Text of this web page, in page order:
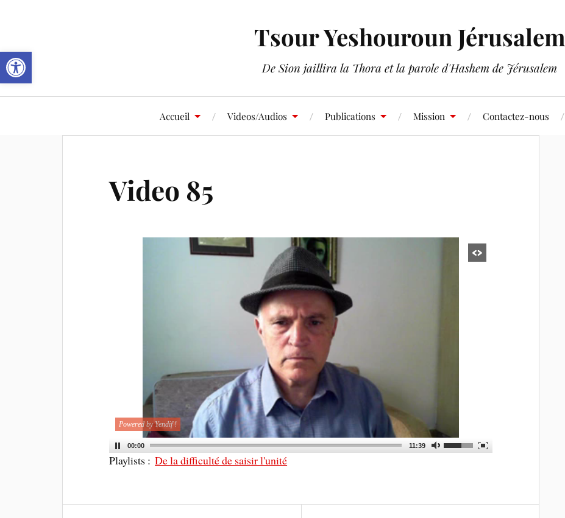
Ouvrir la barre d’outils
Tsour Yeshouroun Jérusalem
De Sion jaillira la Thora et la parole d'Hashem de Jérusalem
Accueil Videos/Audios Publications Mission Contactez-nous
Video 85
00:00 11:39
Powered by Yendif !
Playlists : De la difficulté de saisir l'unité